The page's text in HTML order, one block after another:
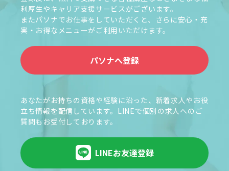
利厚生やキャリア支援サービスがございます。
またパソナでお仕事をしていただくと、さらに安心・充
実・お得なメニューがご利用いただけます。
パソナへ登録
あなたがお持ちの資格や経験に沿った、新着求人やお役
立ち情報を配信しています。LINEで個別の求人へのご
質問もお受付しております。
LINEお友達登録